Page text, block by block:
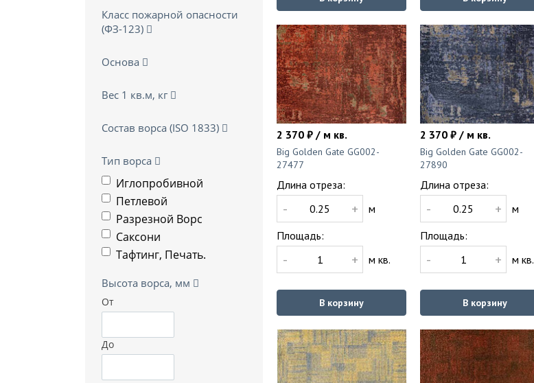
Класс пожарной опасности
(ФЗ-123)
Основа
Вес 1 кв.м, кг
Состав ворса (ISO 1833)
Тип ворса
Иглопробивной
Петлевой
Разрезной Ворс
Саксони
Тафтинг, Печать.
Высота ворса, мм
От
До
2 370 ₽ / м кв.
Big Golden Gate GG002-
27477
Длина отреза:
- +
м
Площадь:
- + м кв.
В корзину
2 370 ₽ / м кв.
Big Golden Gate GG002-
27890
Длина отреза:
- +
м
Площадь:
- + м кв.
В корзину